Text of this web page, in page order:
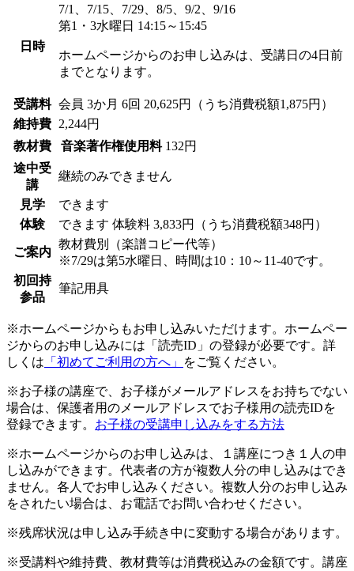
日時
7/1、7/15、7/29、8/5、9/2、9/16
第1・3水曜日 14:15～15:45
ホームページからのお申し込みは、受講日の4日前
までとなります。
受講料 会員 3か月 6回 20,625円（うち消費税額1,875円）
維持費
2,244円
教材費
音楽著作権使用料 132円
途中受
講
継続のみできません
見学
できます
体験
できます 体験料 3,833円（うち消費税額348円）
ご案内
教材費別（楽譜コピー代等）
※7/29は第5水曜日、時間は10：10～11-40です。
初回持
参品
筆記用具
※ホームページからもお申し込みいただけます。ホームペー
ジからのお申し込みには「読売ID」の登録が必要です。詳
しくは 「初めてご利用の方へ」 をご覧ください。
※お子様の講座で、お子様がメールアドレスをお持ちでない
場合は、保護者用のメールアドレスでお子様用の読売IDを
登録できます。 お子様の受講申し込みをする方法
※ホームページからのお申し込みは、１講座につき１人の申
し込みができます。代表者の方が複数人分の申し込みはでき
ません。各人でお申し込みください。複数人分のお申し込み
をされたい場合は、お電話でお問い合わせください。
※残席状況は申し込み手続き中に変動する場合があります。
※受講料や維持費、教材費等は消費税込みの金額です。講座